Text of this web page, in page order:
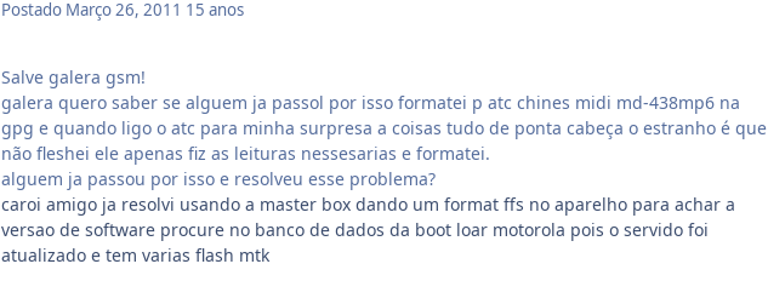
Postado Março 26, 2011 15 anos
Salve galera gsm!
galera quero saber se alguem ja passol por isso formatei p atc chines midi md-438mp6 na
gpg e quando ligo o atc para minha surpresa a coisas tudo de ponta cabeça o estranho é que
não fleshei ele apenas fiz as leituras nessesarias e formatei.
alguem ja passou por isso e resolveu esse problema?
caroi amigo ja resolvi usando a master box dando um format ffs no aparelho para achar a
versao de software procure no banco de dados da boot loar motorola pois o servido foi
atualizado e tem varias flash mtk